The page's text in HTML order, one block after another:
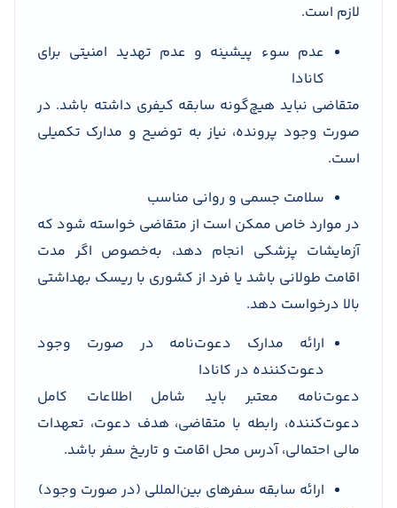
لازم است.
عدم سوء پیشینه و عدم تهدید امنیتی برای
کانادا
متقاضی نباید هیچ‌گونه سابقه کیفری داشته باشد. در
صورت وجود پرونده، نیاز به توضیح و مدارک تکمیلی
است.
سلامت جسمی و روانی مناسب
در موارد خاص ممکن است از متقاضی خواسته شود که
آزمایشات پزشکی انجام دهد، به‌خصوص اگر مدت
اقامت طولانی باشد یا فرد از کشوری با ریسک بهداشتی
بالا درخواست دهد.
ارائه مدارک دعوت‌نامه در صورت وجود
دعوت‌کننده در کانادا
دعوت‌نامه معتبر باید شامل اطلاعات کامل
دعوت‌کننده، رابطه با متقاضی، هدف دعوت، تعهدات
مالی احتمالی، آدرس محل اقامت و تاریخ سفر باشد.
ارائه سابقه سفرهای بین‌المللی (در صورت وجود)